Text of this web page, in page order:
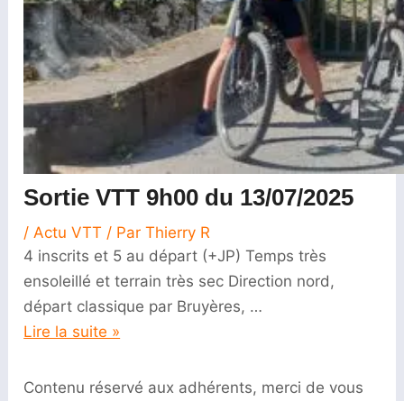
Sortie VTT 9h00 du 13/07/2025
/ Actu VTT / ParThierry R
4 inscrits et 5 au départ (+JP) Temps très
ensoleillé et terrain très sec Direction nord,
départ classique par Bruyères, …
Lire la suite »
Contenu réservé aux adhérents, merci de vous